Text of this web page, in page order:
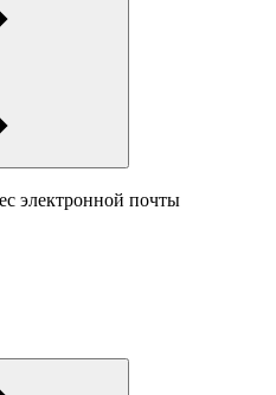
электронной почты